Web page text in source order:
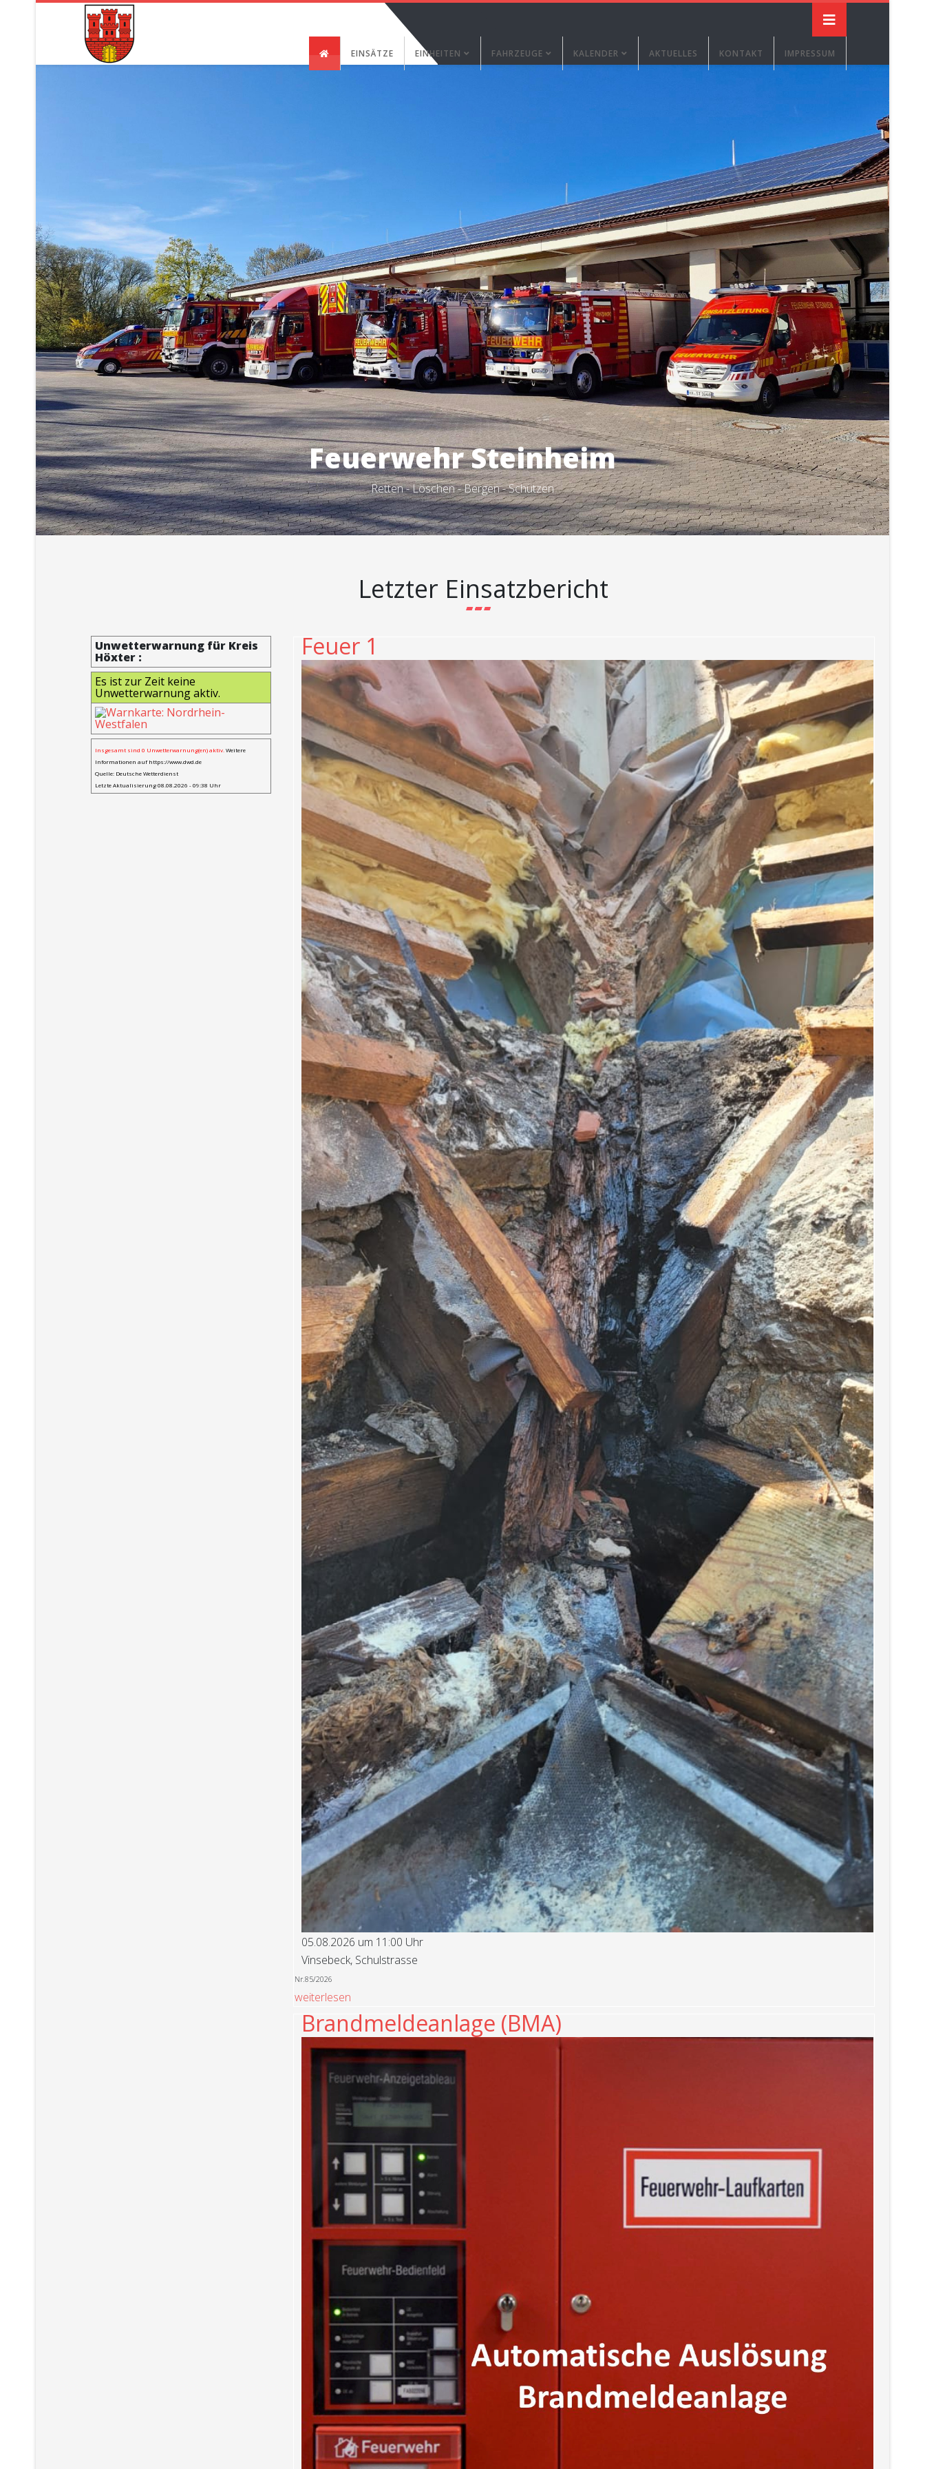
EINSÄTZE EINHEITEN FAHRZEUGE KALENDER AKTUELLES KONTAKT IMPRESSUM
Feuerwehr Steinheim
Retten - Löschen - Bergen - Schützen
Feuerwehr Steinheim
Retten - Löschen - Bergen - Schützen
Letzter Einsatzbericht
Unwetterwarnung für Kreis
Höxter :
Es ist zur Zeit keine
Unwetterwarnung aktiv.
Insgesamt sind 0 Unwetterwarnung(en) aktiv.
Informationen aufhttps://www.dwd.de
Quelle: Deutsche Wetterdienst
Letzte Aktualisierung 08.08.2026 - 09:38 Uhr
Feuer 1
Vinsebeck, Schulstrasse
Brandmeldeanlage (BMA)